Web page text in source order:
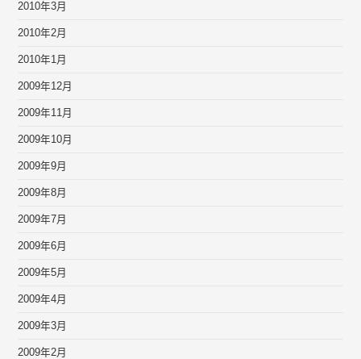
2010年3月
2010年2月
2010年1月
2009年12月
2009年11月
2009年10月
2009年9月
2009年8月
2009年7月
2009年6月
2009年5月
2009年4月
2009年3月
2009年2月